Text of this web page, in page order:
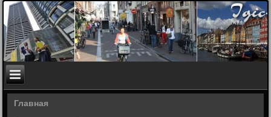
Главная